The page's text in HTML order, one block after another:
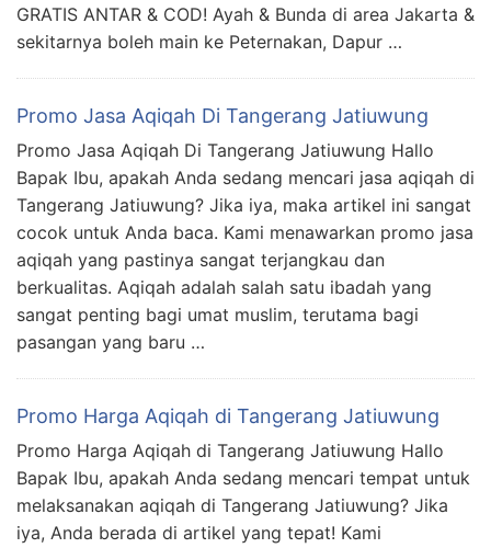
GRATIS ANTAR & COD! Ayah & Bunda di area Jakarta &
sekitarnya boleh main ke Peternakan, Dapur …
Promo Jasa Aqiqah Di Tangerang Jatiuwung
Promo Jasa Aqiqah Di Tangerang Jatiuwung Hallo
Bapak Ibu, apakah Anda sedang mencari jasa aqiqah di
Tangerang Jatiuwung? Jika iya, maka artikel ini sangat
cocok untuk Anda baca. Kami menawarkan promo jasa
aqiqah yang pastinya sangat terjangkau dan
berkualitas. Aqiqah adalah salah satu ibadah yang
sangat penting bagi umat muslim, terutama bagi
pasangan yang baru …
Promo Harga Aqiqah di Tangerang Jatiuwung
Promo Harga Aqiqah di Tangerang Jatiuwung Hallo
Bapak Ibu, apakah Anda sedang mencari tempat untuk
melaksanakan aqiqah di Tangerang Jatiuwung? Jika
iya, Anda berada di artikel yang tepat! Kami